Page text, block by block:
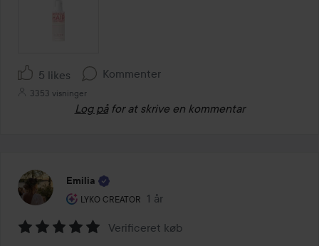
5 likes Kommenter
3353 visninger
Log på for at skrive en kommentar
Emilia
LYKO CREATOR
Brugerens rolle: Lyko Creator.
1 år
Posten blev oprettet 1 år
Verificeret køb